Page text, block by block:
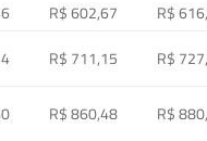
R$ 602,67 R$
R$ 711,15 R$
R$ 860,48 R$